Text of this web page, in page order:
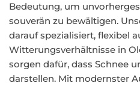
Bedeutung, um
souverän zu bewältigen.
darauf spezialisiert, flexibel
Witterungsverhältnisse in
sorgen dafür, dass Schnee
darstellen. Mit modernster